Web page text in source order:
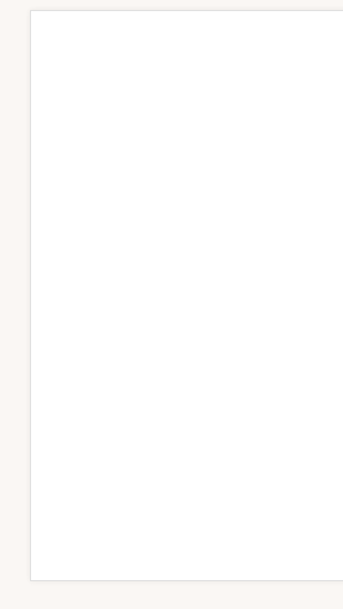
HET